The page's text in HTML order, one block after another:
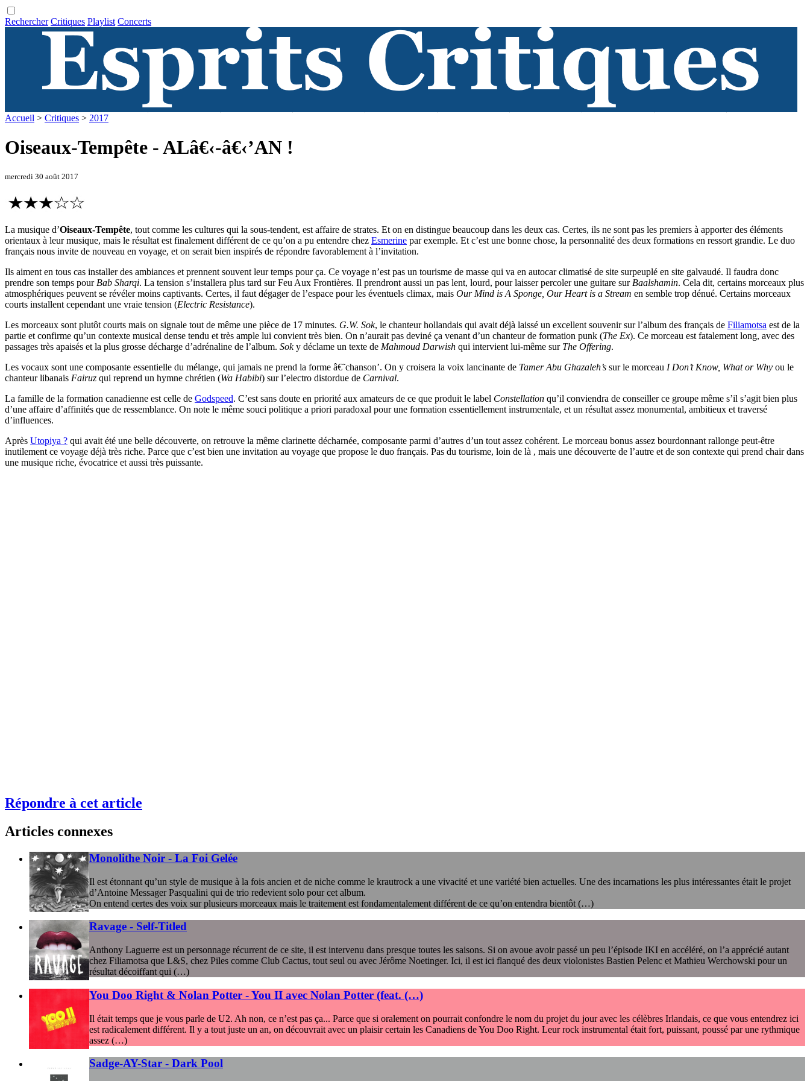
Rechercher Critiques Playlist Concerts
Accueil > Critiques > 2017
Oiseaux-Tempête - ALâ€‹-â€‹’AN !
mercredi 30 août 2017
La musique d’Oiseaux-Tempête, tout comme les cultures qui la sous-tendent, est affaire de strates. Et on en distingue beaucoup dans les deux cas. Certes, ils ne sont pas les premiers à apporter des éléments
orientaux à leur musique, mais le résultat est finalement différent de ce qu’on a pu entendre chez Esmerine par exemple. Et c’est une bonne chose, la personnalité des deux formations en ressort grandie. Le duo
français nous invite de nouveau en voyage, et on serait bien inspirés de répondre favorablement à l’invitation.
Ils aiment en tous cas installer des ambiances et prennent souvent leur temps pour ça. Ce voyage n’est pas un tourisme de masse qui va en autocar climatisé de site surpeuplé en site galvaudé. Il faudra donc
prendre son temps pour Bab Sharqi. La tension s’installera plus tard sur Feu Aux Frontières. Il prendront aussi un pas lent, lourd, pour laisser percoler une guitare sur Baalshamin. Cela dit, certains morceaux plus
atmosphériques peuvent se révéler moins captivants. Certes, il faut dégager de l’espace pour les éventuels climax, mais Our Mind is A Sponge, Our Heart is a Stream en semble trop dénué. Certains morceaux
courts installent cependant une vraie tension (Electric Resistance).
Les morceaux sont plutôt courts mais on signale tout de même une pièce de 17 minutes. G.W. Sok, le chanteur hollandais qui avait déjà laissé un excellent souvenir sur l’album des français de Filiamotsa est de la
partie et confirme qu’un contexte musical dense tendu et très ample lui convient très bien. On n’aurait pas deviné ça venant d’un chanteur de formation punk (The Ex). Ce morceau est fatalement long, avec des
passages très apaisés et la plus grosse décharge d’adrénaline de l’album. Soky déclame un texte de Mahmoud Darwish qui intervient lui-même sur The Offering.
Les vocaux sont une composante essentielle du mélange, qui jamais ne prend la forme â€˜chanson’. On y croisera la voix lancinante de Tamer Abu Ghazaleh’s sur le morceau I Don’t Know, What or Why ou le
chanteur libanais Fairuz qui reprend un hymne chrétien (Wa Habibi) sur l’electro distordue de Carnival.
La famille de la formation canadienne est celle de Godspeed. C’est sans doute en priorité aux amateurs de ce que produit le label Constellation qu’il conviendra de conseiller ce groupe même s’il s’agit bien plus
d’une affaire d’affinités que de ressemblance. On note le même souci politique a priori paradoxal pour une formation essentiellement instrumentale, et un résultat assez monumental, ambitieux et traversé
d’influences.
Après Utopiya ? qui avait été une belle découverte, on retrouve la même clarinette décharnée, composante parmi d’autres d’un tout assez cohérent. Le morceau bonus assez bourdonnant rallonge peut-être
inutilement ce voyage déjà très riche. Parce que c’est bien une invitation au voyage que propose le duo français. Pas du tourisme, loin de là , mais une découverte de l’autre et de son contexte qui prend chair dans
une musique riche, évocatrice et aussi très puissante.
Répondre à cet article
Articles connexes
Monolithe Noir - La Foi Gelée
Il est étonnant qu’un style de musique à la fois ancien et de niche comme le krautrock a une vivacité et une variété bien actuelles. Une des incarnations les plus intéressantes était le projet
d’Antoine Messager Pasqualini qui de trio redevient solo pour cet album.
On entend certes des voix sur plusieurs morceaux mais le traitement est fondamentalement différent de ce qu’on entendra bientôt (…)
Ravage - Self-Titled
Anthony Laguerre est un personnage récurrent de ce site, il est intervenu dans presque toutes les saisons. Si on avoue avoir passé un peu l’épisode IKI en accéléré, on l’a apprécié autant
chez Filiamotsa que L&S, chez Piles comme Club Cactus, tout seul ou avec Jérôme Noetinger. Ici, il est ici flanqué des deux violonistes Bastien Pelenc et Mathieu Werchowski pour un
résultat décoiffant qui (…)
You Doo Right & Nolan Potter - You II avec Nolan Potter (feat. (…)
Il était temps que je vous parle de U2. Ah non, ce n’est pas ça... Parce que si oralement on pourrait confondre le nom du projet du jour avec les célèbres Irlandais, ce que vous entendrez ici
est radicalement différent. Il y a tout juste un an, on découvrait avec un plaisir certain les Canadiens de You Doo Right. Leur rock instrumental était fort, puissant, poussé par une rythmique
assez (…)
Sadge-AY-Star - Dark Pool